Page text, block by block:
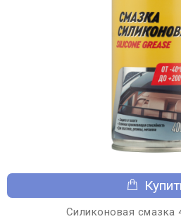
Силиконовая смазка